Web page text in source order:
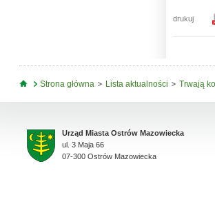
drukuj
Jesteś tutaj
Strona główna Lista aktualności Trwają
Urząd Miasta Ostrów Mazowiecka
ul. 3 Maja 66
07-300 Ostrów Mazowiecka